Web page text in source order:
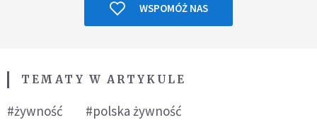
WSPOMÓŻ NAS
TEMATY W ARTYKULE
#żywność #polska żywność